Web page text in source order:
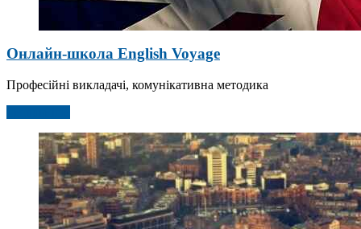
Онлайн-школа English Voyage
Професійні викладачі, комунікативна методика